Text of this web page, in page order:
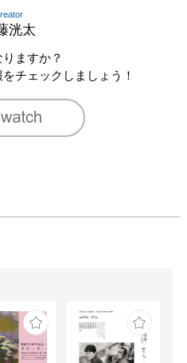
洸太
ますか？
チェックしましょう！